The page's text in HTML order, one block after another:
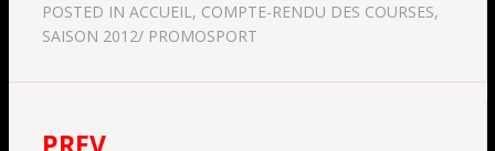
POSTED IN ACCUEIL, COMPTE-RENDU DES COURSES,
SAISON 2012/ PROMOSPORT